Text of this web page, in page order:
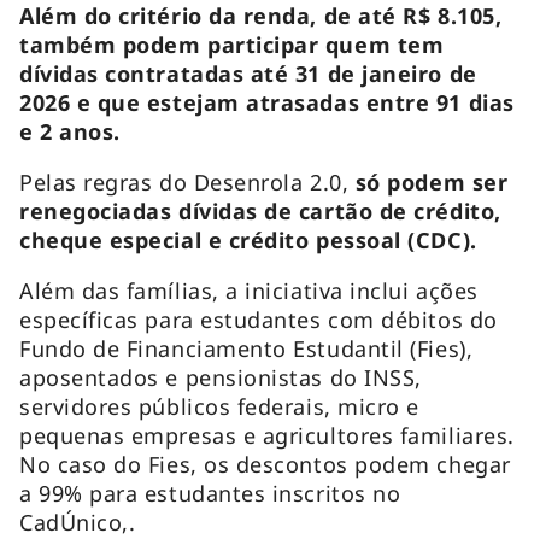
Além do critério da renda, de até R$ 8.105,
também podem participar quem tem
dívidas contratadas até 31 de janeiro de
2026 e que estejam atrasadas entre 91 dias
e 2 anos.
Pelas regras do Desenrola 2.0, só podem ser
renegociadas dívidas de cartão de crédito,
cheque especial e crédito pessoal (CDC).
Além das famílias, a iniciativa inclui ações
específicas para estudantes com débitos do
Fundo de Financiamento Estudantil (Fies),
aposentados e pensionistas do INSS,
servidores públicos federais, micro e
pequenas empresas e agricultores familiares.
No caso do Fies, os descontos podem chegar
a 99% para estudantes inscritos no
CadÚnico,.